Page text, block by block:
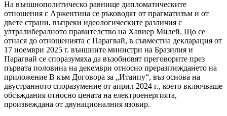
На външнополитическо равнище дипломатическите
отношения с Аржентина се ръководят от прагматизъм и от
двете страни, въпреки идеологическите различия с
ултралибералното правителство на Хавиер Милей. Що се
отнася до отношенията с Парагвай, в съвместна декларация от
17 ноември 2025 г. външните министри на Бразилия и
Парагвай се споразумяха да възобновят преговорите през
първата половина на декември относно преразглеждането на
приложение В към Договора за „Итаипу“, въз основа на
двустранното споразумение от април 2024 г., което включваше
обсъждания относно цената на електроенергията,
произвеждана от двунационалния язовир.